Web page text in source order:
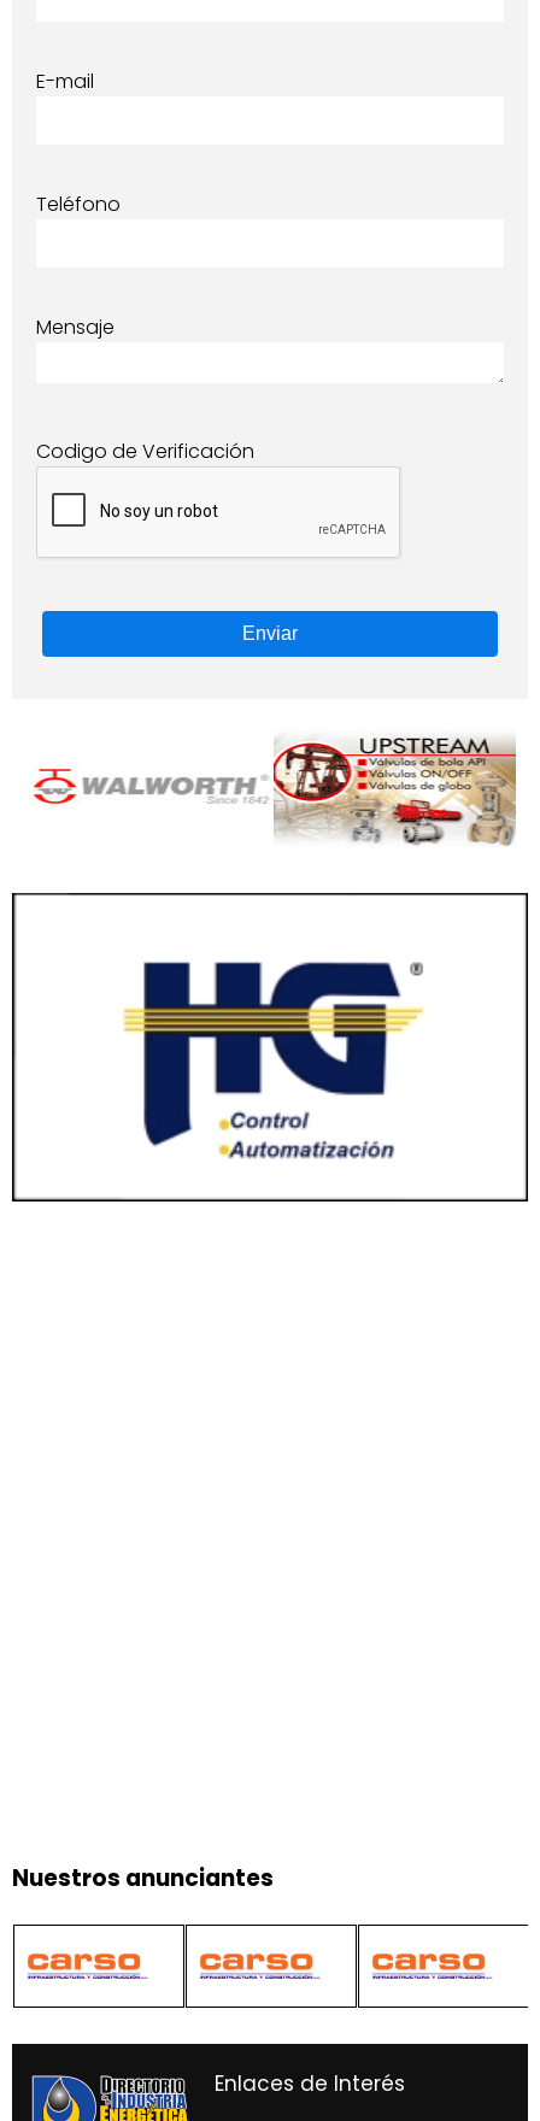
E-mail
Teléfono
Mensaje
Codigo de Verificación
Enviar
Nuestros anunciantes
Enlaces de Interés